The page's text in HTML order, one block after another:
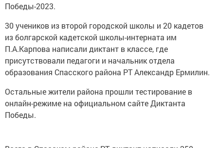
Победы-2023.
30 учеников из второй городской школы и 20 кадетов
из болгарской кадетской школы-интерната им
П.А.Карпова написали диктант в классе, где
присутствовали педагоги и начальник отдела
образования Спасского района РТ Александр Ермилин.
Остальные жители района прошли тестирование в
онлайн-режиме на официальном сайте Диктанта
Победы.